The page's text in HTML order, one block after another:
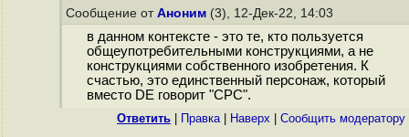
Сообщение от Аноним (3), 12-Дек-22, 14:03
в данном контексте - это те, кто пользуется
общеупотребительными конструкциями, а не
конструкциями собственного изобретения. К
счастью, это единственный персонаж, который
вместо DE говорит "СРС".
Ответить Правка| Наверх Cообщить модератору